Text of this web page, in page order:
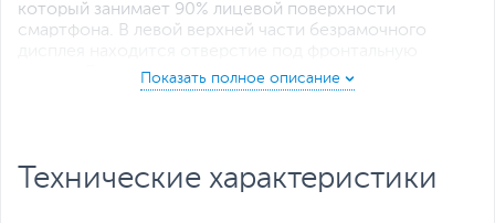
который занимает 90% лицевой поверхности
смартфона. В левой верхней части безрамочного
камеру. Данное трендовое решение позволяет
увеличить активную площадь экрана и предоставляет
Что может быть проще, чем сделать идеальное селфи
Технические характеристики